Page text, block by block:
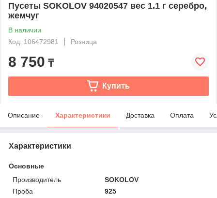
Пусеты SOKOLOV 94020547 вес 1.1 г серебро,
жемчуг
В наличии
Код: 106472981
Розница
8 750 ₸
Купить
Описание Характеристики Доставка Оплата
Характеристики
Основные
Производитель
SOKOLOV
Проба
925